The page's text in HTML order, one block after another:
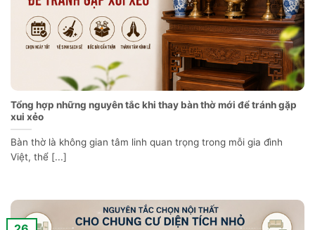
Tổng hợp những nguyên tắc khi thay bàn thờ mới để tránh gặp
xui xẻo
Bàn thờ là không gian tâm linh quan trọng trong mỗi gia đình
Việt, thể [...]